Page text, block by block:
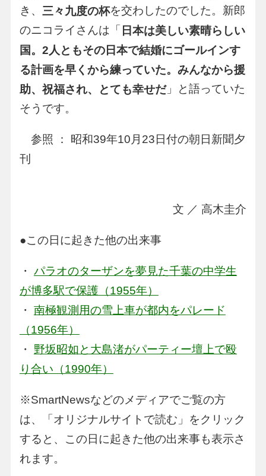
き、 三々九度の杯を交わしたのでした。新郎
のニコライさんは「 日本は美しい素晴らしい
国。2人ともその日本で結婚にゴールインす
る計画を早くから練っていた。みんなから援
助、祝福され、とても幸せだ」と語っていた
そうです。
参照 ： 昭和39年10月23日付の朝日新聞夕
刊
文 ／ 高木圭介
●この日に起きた他の出来事
・ パラオのターザンを夢見た千葉の中学生
が博多駅で保護（1955年）
・ 南極観測用の雪上車が都内をパレード
（1956年）
・ 野坂昭如と大島渚がパーティー壇上で殴
り合い（1990年）
※SmartNewsなどのメディアでご覧の方
は、「オリジナルサイトで読む」をクリック
すると、この日に起きた他の出来事も表示さ
れます。